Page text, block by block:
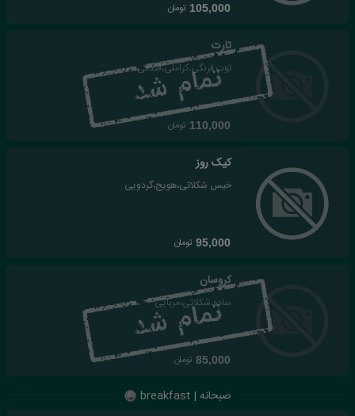
105,000 تومان
تارت
توت فرنگی،کراملی،فندقی...
110,000 تومان
کیک روز
خیس شکلاتی،هویج،گردویی
95,000 تومان
کروسان
ساده،شکلاتی،مربایی
85,000 تومان
صبحانه | breakfast